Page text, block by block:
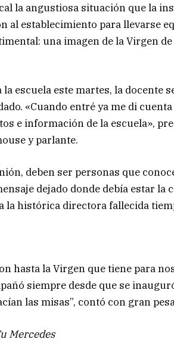
la angustiosa situación que la
al establecimiento para llevarse
una imagen de la Virgen
la escuela este martes, la docente
«Cuando entré ya me di
e información de la escuela»,
y parlante.
deben ser personas que
dejado donde debía estar la
la histórica directora fallecida
hasta la Virgen que tiene para
siempre desde que se
las misas”, contó con gran
Mercedes